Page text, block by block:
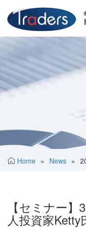
Home » News »
【セミナー
人投資家